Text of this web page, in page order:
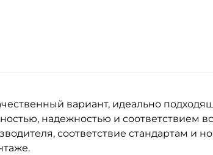
вариант, идеально
надежностью и соответствием
соответствие стандартам и